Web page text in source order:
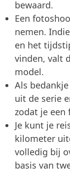
bewaard.
Een
nemen.
en het
vinden, valt
model.
Als
uit de serie
zodat je
Je kunt je
kilometer
volledig bij
basis van